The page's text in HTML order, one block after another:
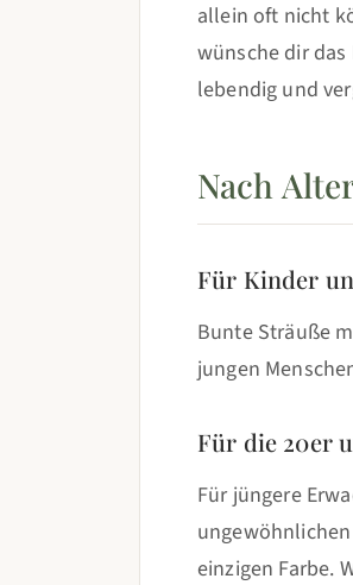
allein oft nicht
wünsche dir
lebendig und
Nach
Für Kinder
Bunte Sträuße
jungen
Für die 20er
Für jüngere
einzigen Farbe.